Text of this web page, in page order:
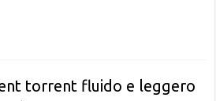
torrent fluido e leggero